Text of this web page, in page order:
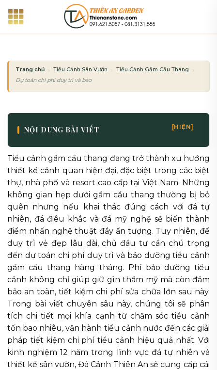
qua
Trang chủ Tiểu Cảnh Sân Vườn
Tiểu Cảnh Gầm Cầu Thang
Dự toán chi phí duy trì và bảo dưỡng tiểu cảnh gầm cầu thang hàng tháng
NỘI DUNG BÀI VIẾT [HIỆN]
Tiểu cảnh gầm cầu thang đang trở thành xu hướng
thiết kế cảnh quan hiện đại, đặc biệt trong các biệt
thự, nhà phố và resort cao cấp tại Việt Nam. Những
không gian hẹp dưới gầm cầu thang thường bị bỏ
quên nhưng nếu khai thác đúng cách với đá tự
nhiên, đá điêu khắc và đá mỹ nghệ sẽ biến thành
điểm nhấn nghệ thuật đầy ấn tượng. Tuy nhiên, để
duy trì vẻ đẹp lâu dài, chủ đầu tư cần chú trọng
đến dự toán chi phí duy trì và bảo dưỡng tiểu cảnh
gầm cầu thang hàng tháng. Phí bảo dưỡng tiểu
cảnh không chỉ giúp giữ gìn thẩm mỹ mà còn đảm
bảo an toàn, tiết kiệm chi phí sửa chữa lớn sau này.
Trong bài viết chuyên sâu này, chúng tôi sẽ phân
tích chi tiết mọi khía cạnh từ chăm sóc tiểu cảnh
tốn bao nhiêu, vận hành tiểu cảnh nước đến các giải
pháp tiết kiệm chi phí tiểu cảnh hiệu quả nhất. Với
kinh nghiệm 12 năm trong lĩnh vực đá tự nhiên và
thiết kế sân vườn, Đá Cảnh Thiên An sẽ cung cấp cái